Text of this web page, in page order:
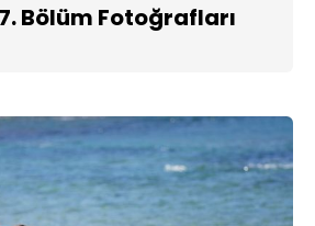
Bölüm Fotoğrafları